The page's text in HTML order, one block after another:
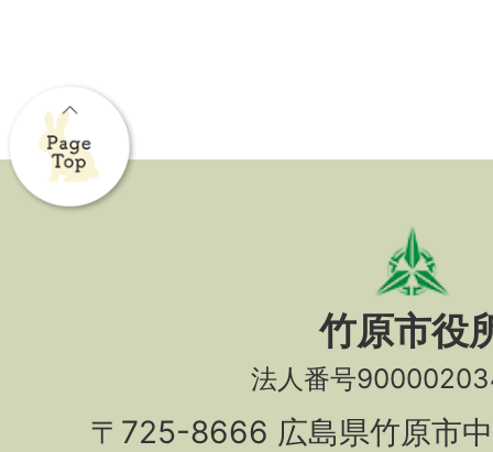
竹原市役
法人番号
〒725-8666 広島県竹原市